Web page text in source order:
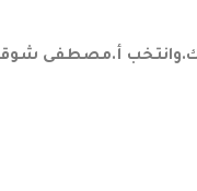
أ.مصطفى